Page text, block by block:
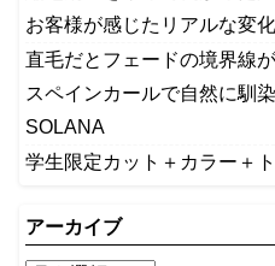
お客様が感じたリアルな変
直毛だとフェードの境界線
スペインカールで自然に馴
SOLANA
学生限定カット＋カラー＋
アーカイブ